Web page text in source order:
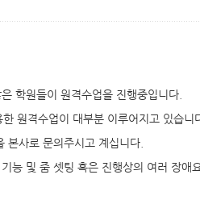
학원들이 원격수업을 진행중입니다.
원격수업이 대부분 이루어지고 있습니
본사로 문의주시고 계십니다.
능 및 줌 셋팅 혹은 진행상의 여러 장애